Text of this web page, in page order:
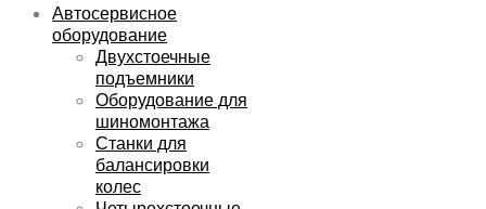
Автосервисное
оборудование
Двухстоечные
подъемники
Оборудование для
шиномонтажа
Станки для
балансировки
колес